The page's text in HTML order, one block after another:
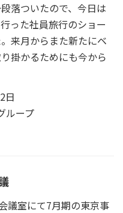
落ついたので、今日は
った社員旅行のショー
来月からまた新たにベ
掛かるためにも今から
日
ループ
議室にて7月期の東京事